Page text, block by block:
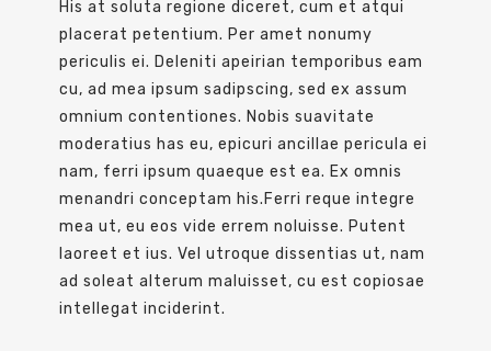
His at soluta regione diceret, cum et atqui
placerat petentium. Per amet nonumy
periculis ei. Deleniti apeirian temporibus eam
cu, ad mea ipsum sadipscing, sed ex assum
omnium contentiones. Nobis suavitate
moderatius has eu, epicuri ancillae pericula ei
nam, ferri ipsum quaeque est ea. Ex omnis
menandri conceptam his.Ferri reque integre
mea ut, eu eos vide errem noluisse. Putent
laoreet et ius. Vel utroque dissentias ut, nam
ad soleat alterum maluisset, cu est copiosae
intellegat inciderint.